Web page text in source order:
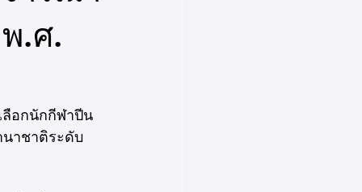
.ศ.
อกนักกีฬาปีน
นาชาติระดับ